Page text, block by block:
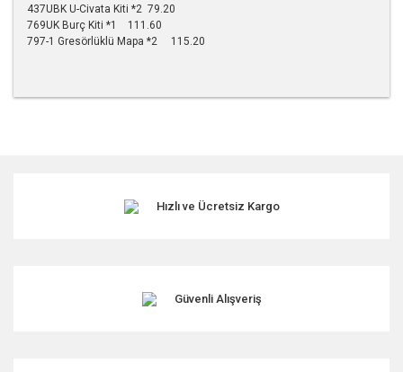
437UBK U-Civata Kiti *2 79.20
769UK Burç Kiti *1 111.60
797-1 Gresörlüklü Mapa *2 115.20
Ürün resmi kalitesiz, bozuk veya görüntülenemiyor.
Ürün fiyatı diğer sitelerden daha pahalı.
Hızlı ve Ücretsiz Kargo
Güvenli Alışveriş